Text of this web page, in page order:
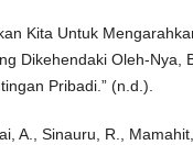
Kita Untuk
Dikehendaki Oleh-Nya,
Pribadi.” (n.d.).
A., Sinauru, R.,